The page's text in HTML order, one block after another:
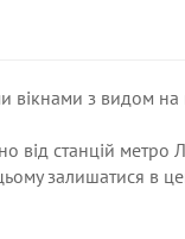
з видом на
від станцій
залишатися в